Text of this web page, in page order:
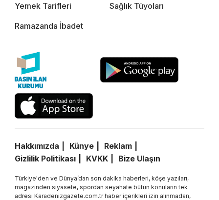
Yemek Tarifleri Sağlık Tüyoları
Ramazanda İbadet
Hakkımızda Künye
Reklam
Gizlilik Politikası
KVKK Bize Ulaşın
Türkiye'den ve Dünya’dan son dakika haberleri, köşe yazıları,
magazinden siyasete, spordan seyahate bütün konuların tek
adresi Karadenizgazete.com.tr haber içerikleri izin alınmadan,